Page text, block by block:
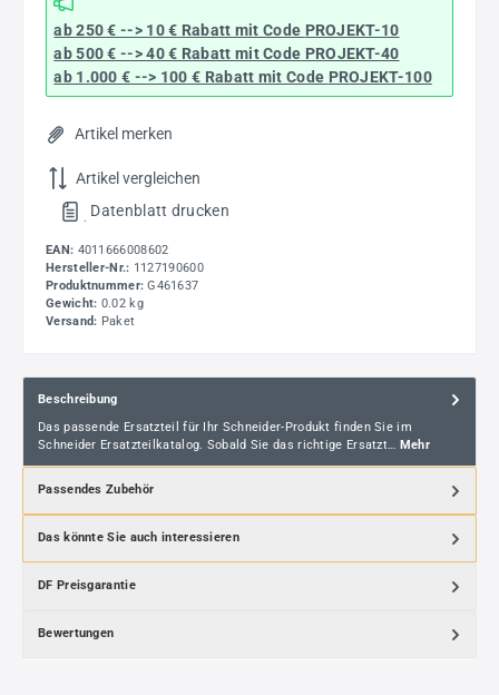
ab 250 € --> 10 € Rabatt mit Code PROJEKT-10
ab 500 € --> 40 € Rabatt mit Code PROJEKT-40
ab 1.000 € --> 100 € Rabatt mit Code PROJEKT-100
Artikel merken
Artikel vergleichen
. Datenblatt drucken
EAN: 4011666008602
Hersteller-Nr.: 1127190600
Produktnummer: G461637
Gewicht: 0.02 kg
Versand: Paket
Beschreibung
Das passende Ersatzteil für Ihr Schneider-Produkt finden Sie im
Schneider Ersatzteilkatalog. Sobald Sie das richtige Ersatzt… Mehr
Passendes Zubehör
Das könnte Sie auch interessieren
DF Preisgarantie
Bewertungen